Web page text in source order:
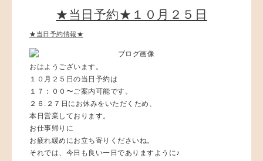
★当日予約★１０月２５日
★当日予約情報★
おはようございます。
１０月２５日の当日予約は
１７：００〜ご案内可能です。
２６.２７日にお休みをいただくため、
本日営業しております。
お仕事帰りに
お疲れ緩めにお立ち寄りくださいね。
それでは、今日も良い一日でありますように♪